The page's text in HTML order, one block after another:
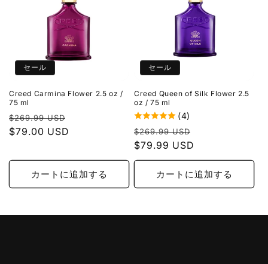
セール
Creed Carmina Flower 2.5 oz /
75 ml
通
常
格
$269.99 USD
価
格
$79.00 USD
カートに追加する
セール
Creed Queen of Silk Flower 2.5
oz / 75 ml
(4)
通
常
価
$269.99 USD
ル
価
格
$79.99 USD
カートに追加する